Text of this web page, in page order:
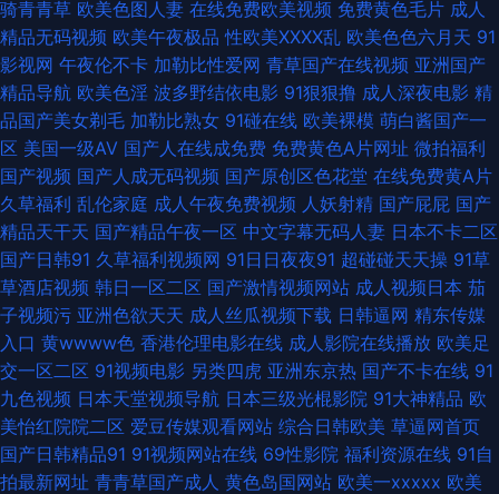
91九色视频小蝌蚪在线 欧美做爱a 91香蕉tv 色婷婷亚洲精品 超踫成人电影
性交美女 91视频在线观看国产 成人性视频 丰满熟妇乱子另类 亚洲天堂免费
AV 九九99九九99九九 国产精品5页 91骚碰在线观看 日韩亚洲页码 熟女少妇
乱一区二区 精品www www成人19一区 91尤物在线探花 91次元 人妻人人操
人妻 阿片视频在线 1024日韩免费看片 久久肏屄视频收看 91美女视频在线观
看 在线国内精品 91超碰丁香 欧美毛片基地 啊v在线视频 91资源站超碰 五月
亭在线 福利导航页AV 一级少女一线天 国产伪娘在线 91CN免费版 久久免费
毛片 91蜜桃网址 青娱乐青青草日韩 探花色a 青青草男人天堂 国产福利视频
导航 91观看链接 欧美资源网 av无码第一页 91n在线看 狼人操超碰 91网站免
骑青青草 欧美色图人妻 在线免费欧美视频 免费黄色毛片 成人
精品无码视频 欧美午夜极品 性欧美ⅩⅩⅩⅩ乱 欧美色色六月天 91
影视网 午夜伦不卡 加勒比性爱网 青草国产在线视频 亚洲国产
精品导航 欧美色淫 波多野结依电影 91狠狠撸 成人深夜电影 精
品国产美女剃毛 加勒比熟女 91碰在线 欧美裸模 萌白酱国产一
区 美国一级AV 国产人在线成免费 免费黄色A片网址 微拍福利
国产视频 国产人成无码视频 国产原创区色花堂 在线免费黄A片
久草福利 乱伦家庭 成人午夜免费视频 人妖射精 国产屁屁 国产
精品天干天 国产精品午夜一区 中文字幕无码人妻 日本不卡二区
国产日韩91 久草福利视频网 91日日夜夜91 超碰碰天天操 91草
草酒店视频 韩日一区二区 国产激情视频网站 成人视频日本 茄
子视频污 亚洲色欲天天 成人丝瓜视频下载 日韩逼网 精东传媒
入口 黄wwww色 香港伦理电影在线 成人影院在线播放 欧美足
交一区二区 91视频电影 另类四虎 亚洲东京热 国产不卡在线 91
九色视频 日本天堂视频导航 日本三级光棍影院 91大神精品 欧
美怡红院院二区 爱豆传媒观看网站 综合日韩欧美 草逼网首页
国产日韩精品91 91视频网站在线 69性影院 福利资源在线 91自
拍最新网址 青青草国产成人 黄色岛国网站 欧美一xxxxx 欧美